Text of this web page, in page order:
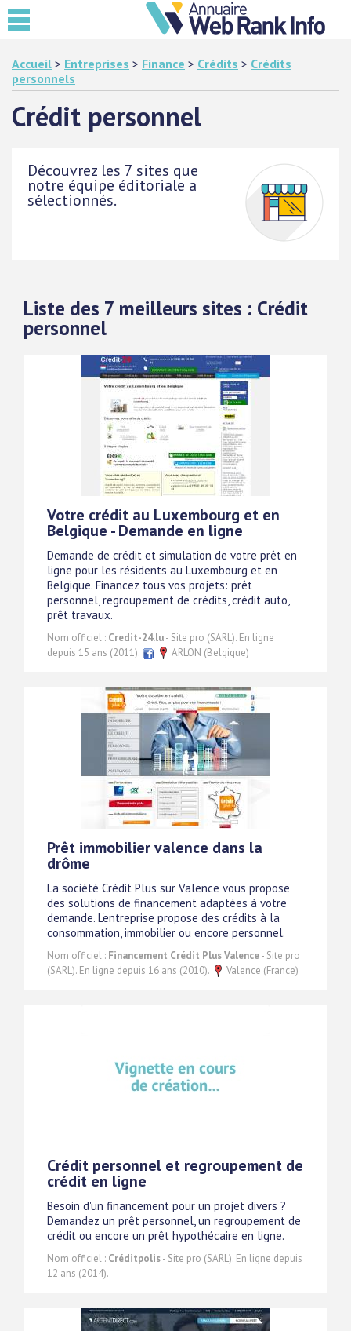
Accueil > Entreprises > Finance > Crédits > Crédits
personnels
Crédit personnel
Découvrez les 7 sites que
notre équipe éditoriale a
sélectionnés.
Liste des 7 meilleurs sites : Crédit
personnel
Votre crédit au Luxembourg et en
Belgique - Demande en ligne
Demande de crédit et simulation de votre prêt en
ligne pour les résidents au Luxembourg et en
Belgique. Financez tous vos projets: prêt
personnel, regroupement de crédits, crédit auto,
prêt travaux.
Nom officiel : Credit-24.lu- Site pro (SARL). En ligne
depuis 15 ans (2011).
ARLON (Belgique)
Prêt immobilier valence dans la
drôme
La société Crédit Plus sur Valence vous propose
des solutions de financement adaptées à votre
demande. L'entreprise propose des crédits à la
consommation, immobilier ou encore personnel.
Nom officiel : Financement Crédit Plus Valence- Site pro
(SARL). En ligne depuis 16 ans (2010).
Valence (France)
Crédit personnel et regroupement de
crédit en ligne
Besoin d'un financement pour un projet divers ?
Demandez un prêt personnel, un regroupement de
crédit ou encore un prêt hypothécaire en ligne.
Nom officiel : Créditpolis- Site pro (SARL). En ligne depuis
12 ans (2014).